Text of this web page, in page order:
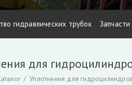
гидравлических трубок
для
леса и лома
Коробка отбора
для
Уплотнения для